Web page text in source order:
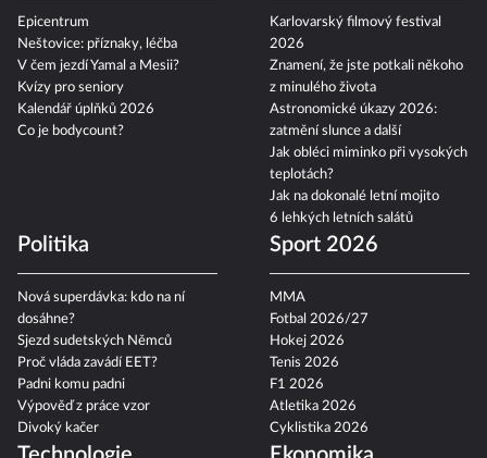
Epicentrum
Neštovice: příznaky, léčba
V čem jezdí Yamal a Mesii?
Kvízy pro seniory
Kalendář úplňků 2026
Co je bodycount?
Karlovarský filmový festival
2026
Znamení, že jste potkali někoho
z minulého života
Astronomické úkazy 2026:
zatmění slunce a další
Jak obléci miminko při vysokých
teplotách?
Jak na dokonalé letní mojito
6 lehkých letních salátů
Politika
Nová superdávka: kdo na ní
dosáhne?
Sjezd sudetských Němců
Proč vláda zavádí EET?
Padni komu padni
Výpověď z práce vzor
Divoký kačer
Sport 2026
MMA
Fotbal 2026/27
Hokej 2026
Tenis 2026
F1 2026
Atletika 2026
Cyklistika 2026